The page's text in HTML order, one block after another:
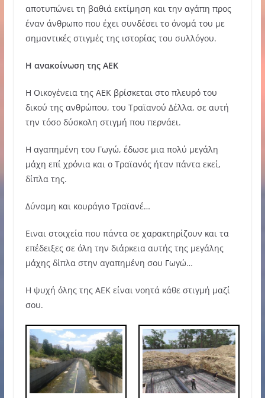
αποτυπώνει τη βαθιά εκτίμηση και την αγάπη προς
έναν άνθρωπο που έχει συνδέσει το όνομά του με
σημαντικές στιγμές της ιστορίας του συλλόγου.
Η ανακοίνωση της ΑΕΚ
Η Οικογένεια της ΑΕΚ βρίσκεται στο πλευρό του
δικού της ανθρώπου, του Τραϊανού Δέλλα, σε αυτή
την τόσο δύσκολη στιγμή που περνάει.
Η αγαπημένη του Γωγώ, έδωσε μια πολύ μεγάλη
μάχη επί χρόνια και ο Τραϊανός ήταν πάντα εκεί,
δίπλα της.
Δύναμη και κουράγιο Τραϊανέ…
Ειναι στοιχεία που πάντα σε χαρακτηρίζουν και τα
επέδειξες σε όλη την διάρκεια αυτής της μεγάλης
μάχης δίπλα στην αγαπημένη σου Γωγώ…
Η ψυχή όλης της ΑΕΚ είναι νοητά κάθε στιγμή μαζί
σου.